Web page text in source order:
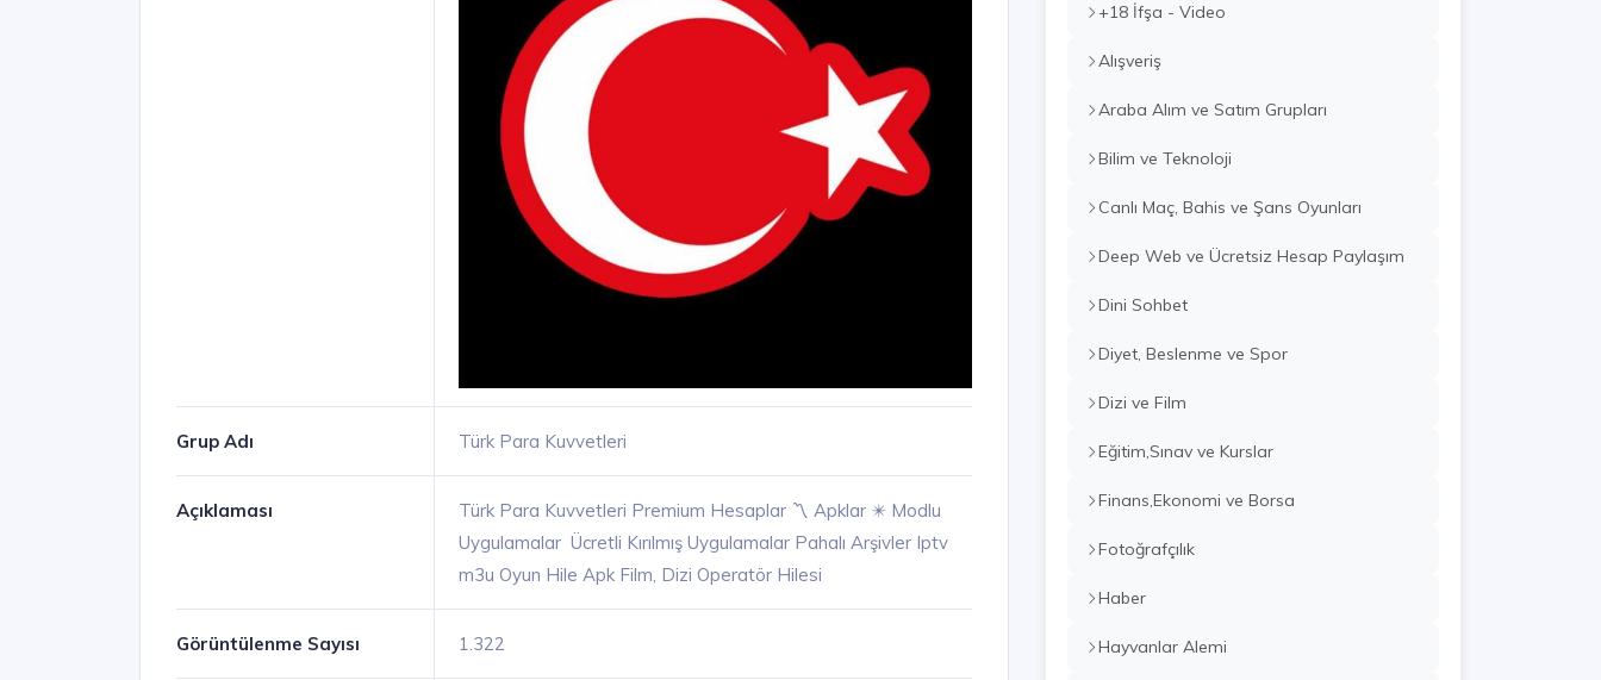
Grup Adı Türk Para Kuvvetleri
Açıklaması
Türk Para Kuvvetleri Premium Hesaplar 〽️ Apklar ✴️ Modlu
Uygulamalar ️ Ücretli Kırılmış Uygulamalar Pahalı Arşivler Iptv
m3u Oyun Hile Apk Film, Dizi Operatör Hilesi
Görüntülenme Sayısı 1.322
+18 İfşa - Video
Alışveriş
Araba Alım ve Satım Grupları
Bilim ve Teknoloji
Canlı Maç, Bahis ve Şans Oyunları
Deep Web ve Ücretsiz Hesap Paylaşım
Dini Sohbet
Diyet, Beslenme ve Spor
Dizi ve Film
Eğitim,Sınav ve Kurslar
Finans,Ekonomi ve Borsa
Fotoğrafçılık
Haber
Hayvanlar Alemi